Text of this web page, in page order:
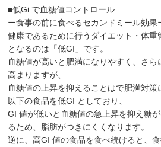
■低Gi で血糖値コントロール
ー食事の前に食べるセカンドミール効果
健康であるために行うダイエット・体
となるのは「低GI」です。
血糖値が高いと肥満になりやすく、さ
高まりますが、
血糖値の上昇を抑えることはで肥満対
以下の食品を低GI としており、
GI 値が低いと血糖値の急上昇を抑え糖
るため、脂肪がつきにくくなります。
逆に、高GI 値の食品を食べ続けると、食